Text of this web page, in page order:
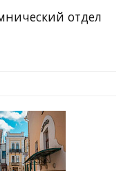
отдел